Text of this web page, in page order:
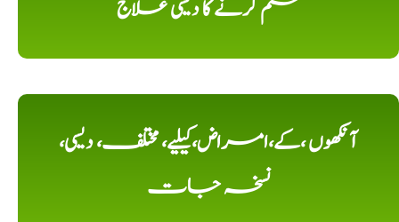
ختم کرنے کا دیسی علاج
آنکھوں ،کے،امراض،کیلیے، مختلف، دیسی،
نسخہ جات